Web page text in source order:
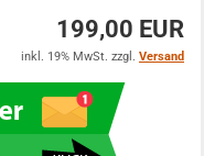
199,00 EUR
inkl. 19% MwSt. zzgl. Versand